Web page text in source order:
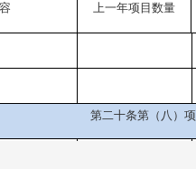
上一年项目数量
第二十条第（八）项